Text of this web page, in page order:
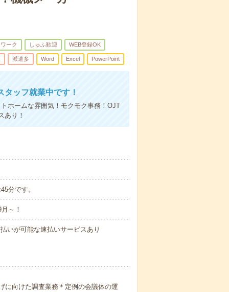
ーク しゅふ歓迎 WEB登録OK
派遣多 Word Excel PowerPoint
ッフ就業中です！
ホームな雰囲気！モクモク事務！OJT
あり！
分です。
～！
が可能な速払いサービスあり
に向けた調査業務＊定例の会議体の運